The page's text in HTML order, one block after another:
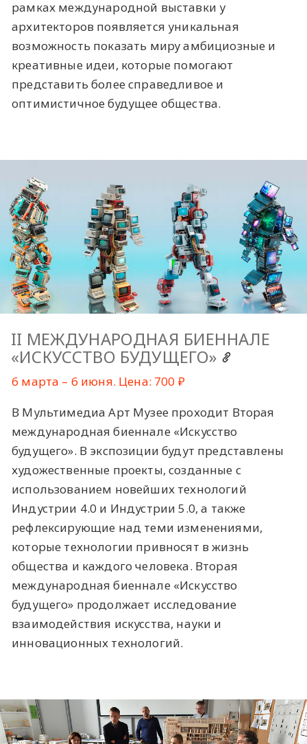
рамках международной выставки у
архитекторов появляется уникальная
возможность показать миру амбициозные и
креативные идеи, которые помогают
представить более справедливое и
оптимистичное будущее общества.
II МЕЖДУНАРОДНАЯ БИЕННАЛЕ
«ИСКУССТВО БУДУЩЕГО»
6 марта – 6 июня. Цена: 700 ₽
В Мультимедиа Арт Музее проходит Вторая
международная биеннале «Искусство
будущего». В экспозиции будут представлены
художественные проекты, созданные с
использованием новейших технологий
Индустрии 4.0 и Индустрии 5.0, а также
рефлексирующие над теми изменениями,
которые технологии привносят в жизнь
общества и каждого человека. Вторая
международная биеннале «Искусство
будущего» продолжает исследование
взаимодействия искусства, науки и
инновационных технологий.